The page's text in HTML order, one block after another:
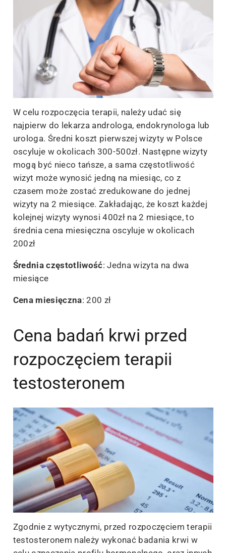
W celu rozpoczęcia terapii, należy udać się
najpierw do lekarza androloga, endokrynologa lub
urologa. Średni koszt pierwszej wizyty w Polsce
oscyluje w okolicach 300-500zł. Następne wizyty
mogą być nieco tańsze, a sama częstotliwość
wizyt może wynosić jedną na miesiąc, co z
czasem może zostać zredukowane do jednej
wizyty na 2 miesiące. Zakładając, że koszt każdej
kolejnej wizyty wynosi 400zł na 2 miesiące, to
średnia cena miesięczna oscyluje w okolicach
200zł
Średnia częstotliwość: Jedna wizyta na dwa
miesiące
Cena miesięczna: 200 zł
Cena badań krwi przed
rozpoczęciem terapii
testosteronem
Zgodnie z wytycznymi, przed rozpoczęciem terapii
testosteronem należy wykonać badania krwi w